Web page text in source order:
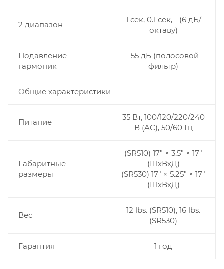
2 диапазон
1 сек, 0.1 сек, - (6 дБ/
октаву)
Подавление
гармоник
-55 дБ (полосовой
фильтр)
Общие характеристики
Питание
35 Вт, 100/120/220/240
В (AC), 50/60 Гц
Габаритные
размеры
(SR510) 17" × 3.5" × 17"
(ШхВхД)
(SR530) 17" × 5.25" × 17"
(ШхВхД)
Вес
12 lbs. (SR510), 16 lbs.
(SR530)
Гарантия 1 год